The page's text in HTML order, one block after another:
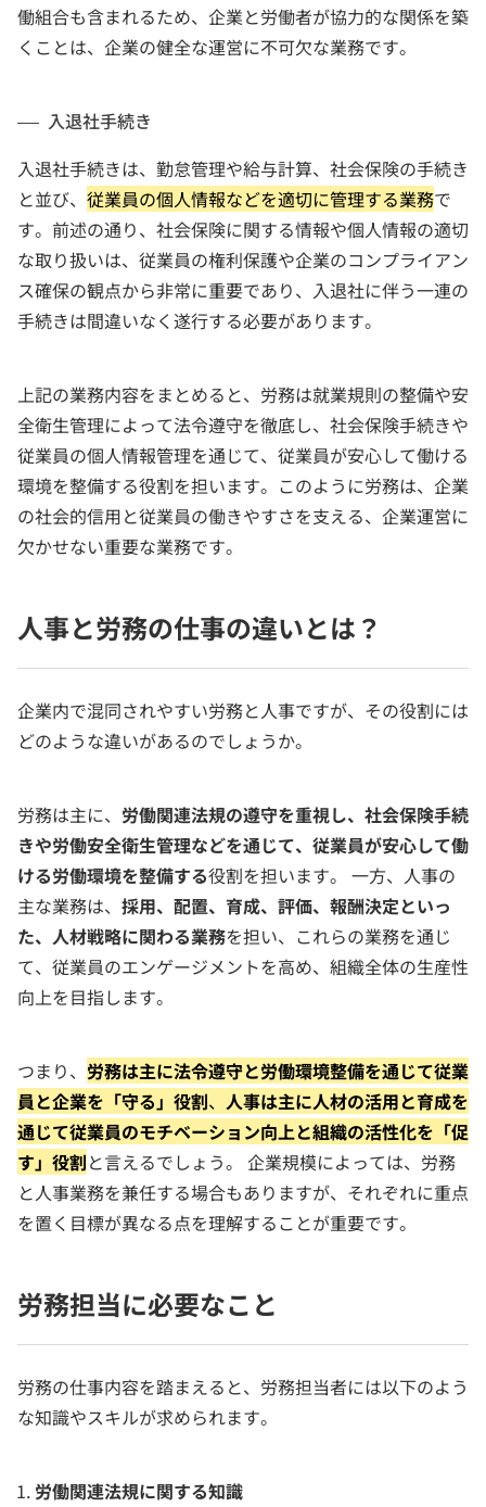
働組合も含まれるため、企業と労働者が協力的な関係を築
くことは、企業の健全な運営に不可欠な業務です。
入退社手続き
入退社手続きは、勤怠管理や給与計算、社会保険の手続き
と並び、 従業員の個人情報などを適切に管理する業務で
す。前述の通り、社会保険に関する情報や個人情報の適切
な取り扱いは、従業員の権利保護や企業のコンプライアン
ス確保の観点から非常に重要であり、入退社に伴う一連の
手続きは間違いなく遂行する必要があります。
上記の業務内容をまとめると、労務は就業規則の整備や安
全衛生管理によって法令遵守を徹底し、社会保険手続きや
従業員の個人情報管理を通じて、従業員が安心して働ける
環境を整備する役割を担います。このように労務は、企業
の社会的信用と従業員の働きやすさを支える、企業運営に
欠かせない重要な業務です。
人事と労務の仕事の違いとは？
企業内で混同されやすい労務と人事ですが、その役割には
どのような違いがあるのでしょうか。
労務は主に、 労働関連法規の遵守を重視し、社会保険手続
きや労働安全衛生管理などを通じて、従業員が安心して働
ける労働環境を整備する役割を担います。 一方、人事の
主な業務は、 採用、配置、育成、評価、報酬決定といっ
た、人材戦略に関わる業務を担い、これらの業務を通じ
て、従業員のエンゲージメントを高め、組織全体の生産性
向上を目指します。
つまり、 労務は主に法令遵守と労働環境整備を通じて従業
員と企業を「守る」役割、 人事は主に人材の活用と育成を
通じて従業員のモチベーション向上と組織の活性化を「促
す」役割と言えるでしょう。 企業規模によっては、労務
と人事業務を兼任する場合もありますが、それぞれに重点
を置く目標が異なる点を理解することが重要です。
労務担当に必要なこと
労務の仕事内容を踏まえると、労務担当者には以下のよう
な知識やスキルが求められます。
労働関連法規に関する知識